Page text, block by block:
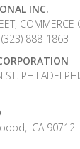
INC.
COMMERCE
888-1863
CA 90712